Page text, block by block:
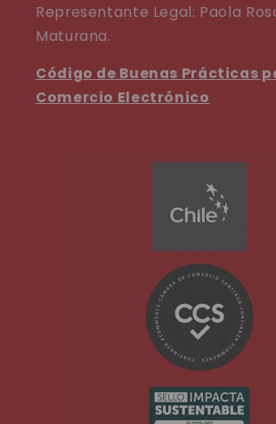
Representante Legal: Paola
Maturana.
Código de Buenas Prácticas
Comercio Electrónico